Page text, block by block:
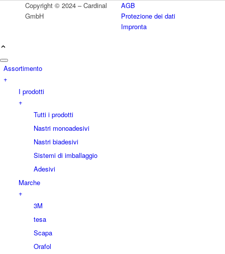
Copyright © 2024 – Cardinal
GmbH
AGB
Protezione dei dati
Impronta
Assortimento
+
I prodotti
+
Tutti i prodotti
Nastri monoadesivi
Nastri biadesivi
Sistemi di imballaggio
Adesivi
Marche
+
3M
tesa
Scapa
Orafol